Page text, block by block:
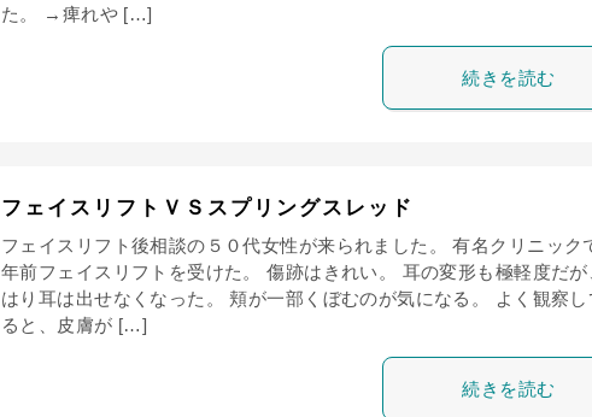
た。 →痺れや […]
続きを読む
フェイスリフトＶＳスプリングスレッド
フェイスリフト後相談の５０代女性が来られました。 有名クリニック
年前フェイスリフトを受けた。 傷跡はきれい。 耳の変形も極軽度だが
はり耳は出せなくなった。 頬が一部くぼむのが気になる。 よく観察し
ると、皮膚が […]
続きを読む